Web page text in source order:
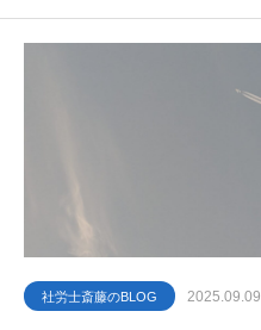
社労士斎藤のBLOG 2025.09.09